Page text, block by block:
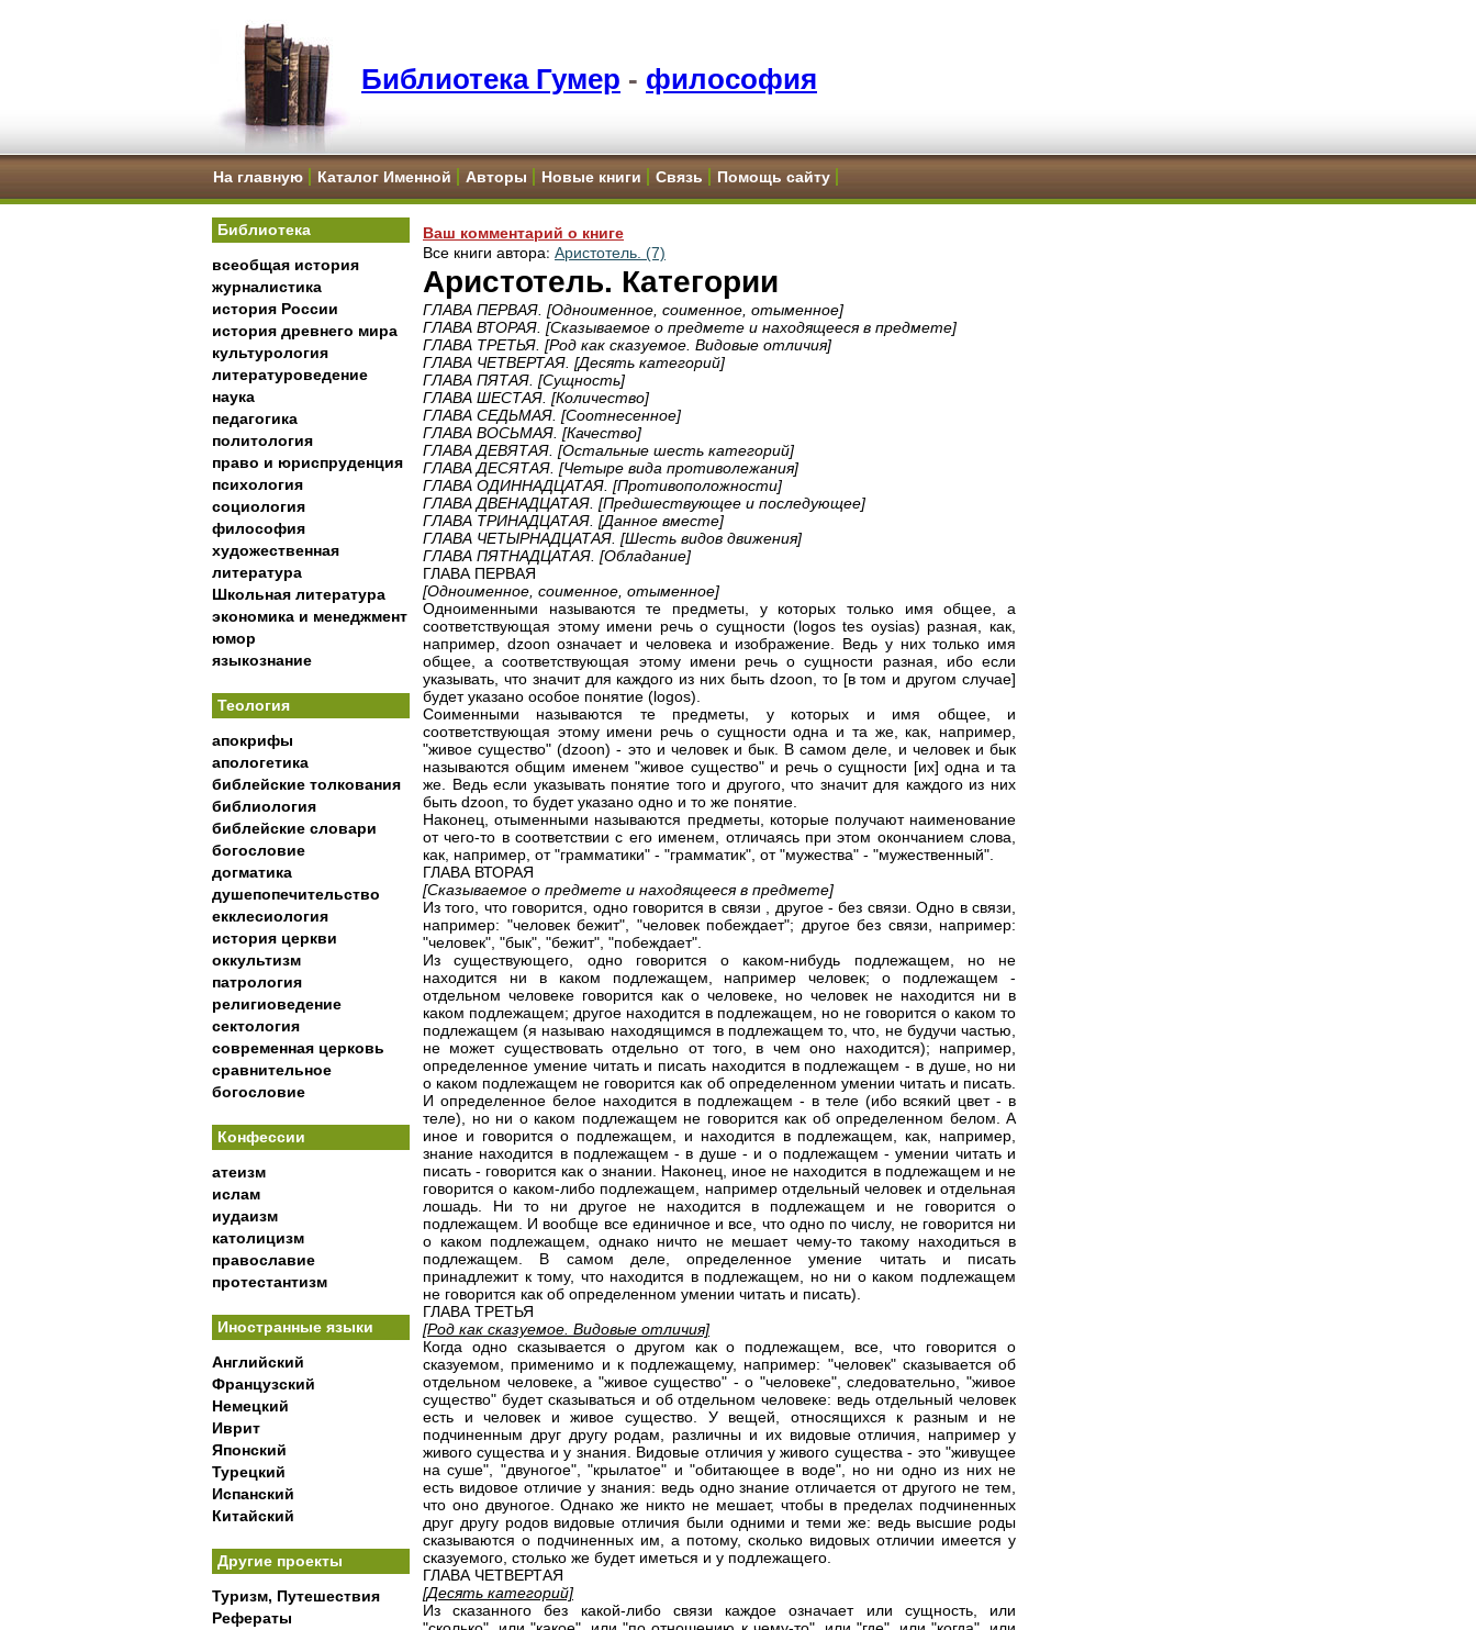
Библиотека Гумер - философия
На главную Каталог Именной Авторы Новые книги Связь Помощь сайту
Библиотека
всеобщая история
журналистика
история России
история древнего мира
культурология
литературоведение
наука
педагогика
политология
право и юриспруденция
психология
социология
философия
художественная
литература
Школьная литература
экономика и менеджмент
юмор
языкознание
Теология
апокрифы
апологетика
библейские толкования
библиология
библейские словари
богословие
догматика
душепопечительство
екклесиология
история церкви
оккультизм
патрология
религиоведение
сектология
современная церковь
сравнительное
богословие
Конфессии
атеизм
ислам
иудаизм
католицизм
православие
протестантизм
Иностранные языки
Английский
Французский
Немецкий
Иврит
Японский
Турецкий
Испанский
Китайский
Другие проекты
Туризм, Путешествия
Рефераты
Ваш комментарий о книге
Все книги автора: Аристотель. (7)
Аристотель. Категории
ГЛАВА ПЕРВАЯ. [Одноименное, соименное, отыменное]
ГЛАВА ВТОРАЯ. [Сказываемое о предмете и находящееся в предмете]
ГЛАВА ТРЕТЬЯ. [Род как сказуемое. Видовые отличия]
ГЛАВА ЧЕТВЕРТАЯ. [Десять категорий]
ГЛАВА ПЯТАЯ. [Сущность]
ГЛАВА ШЕСТАЯ. [Количество]
ГЛАВА СЕДЬМАЯ. [Соотнесенное]
ГЛАВА ВОСЬМАЯ. [Качество]
ГЛАВА ДЕВЯТАЯ. [Остальные шесть категорий]
ГЛАВА ДЕСЯТАЯ. [Четыре вида противолежания]
ГЛАВА ОДИННАДЦАТАЯ. [Противоположности]
ГЛАВА ДВЕНАДЦАТАЯ. [Предшествующее и последующее]
ГЛАВА ТРИНАДЦАТАЯ. [Данное вместе]
ГЛАВА ЧЕТЫРНАДЦАТАЯ. [Шесть видов движения]
ГЛАВА ПЯТНАДЦАТАЯ. [Обладание]
ГЛАВА ПЕРВАЯ
[Одноименное, соименное, отыменное]
Одноименными называются те предметы, у которых только имя общее, а
соответствующая этому имени речь о сущности (logos tes oysias) разная, как,
например, dzoon означает и человека и изображение. Ведь у них только имя
общее, а соответствующая этому имени речь о сущности разная, ибо если
указывать, что значит для каждого из них быть dzoon, то [в том и другом случае]
будет указано особое понятие (logos).
Соименными называются те предметы, у которых и имя общее, и
соответствующая этому имени речь о сущности одна и та же, как, например,
"живое существо" (dzoon) - это и человек и бык. В самом деле, и человек и бык
называются общим именем "живое существо" и речь о сущности [их] одна и та
же. Ведь если указывать понятие того и другого, что значит для каждого из них
быть dzoon, то будет указано одно и то же понятие.
Наконец, отыменными называются предметы, которые получают наименование
от чего-то в соответствии с его именем, отличаясь при этом окончанием слова,
как, например, от "грамматики" - "грамматик", от "мужества" - "мужественный".
ГЛАВА ВТОРАЯ
[Сказываемое о предмете и находящееся в предмете]
Из того, что говорится, одно говорится в связи , другое - без связи. Одно в связи,
например: "человек бежит", "человек побеждает"; другое без связи, например:
"человек", "бык", "бежит", "побеждает".
Из существующего, одно говорится о каком-нибудь подлежащем, но не
находится ни в каком подлежащем, например человек; о подлежащем -
отдельном человеке говорится как о человеке, но человек не находится ни в
каком подлежащем; другое находится в подлежащем, но не говорится о каком то
подлежащем (я называю находящимся в подлежащем то, что, не будучи частью,
не может существовать отдельно от того, в чем оно находится); например,
определенное умение читать и писать находится в подлежащем - в душе, но ни
о каком подлежащем не говорится как об определенном умении читать и писать.
И определенное белое находится в подлежащем - в теле (ибо всякий цвет - в
теле), но ни о каком подлежащем не говорится как об определенном белом. А
иное и говорится о подлежащем, и находится в подлежащем, как, например,
знание находится в подлежащем - в душе - и о подлежащем - умении читать и
писать - говорится как о знании. Наконец, иное не находится в подлежащем и не
говорится о каком-либо подлежащем, например отдельный человек и отдельная
лошадь. Ни то ни другое не находится в подлежащем и не говорится о
подлежащем. И вообще все единичное и все, что одно по числу, не говорится ни
о каком подлежащем, однако ничто не мешает чему-то такому находиться в
подлежащем. В самом деле, определенное умение читать и писать
принадлежит к тому, что находится в подлежащем, но ни о каком подлежащем
не говорится как об определенном умении читать и писать).
ГЛАВА ТРЕТЬЯ
[Род как сказуемое. Видовые отличия]
Когда одно сказывается о другом как о подлежащем, все, что говорится о
сказуемом, применимо и к подлежащему, например: "человек" сказывается об
отдельном человеке, а "живое существо" - о "человеке", следовательно, "живое
существо" будет сказываться и об отдельном человеке: ведь отдельный человек
есть и человек и живое существо. У вещей, относящихся к разным и не
подчиненным друг другу родам, различны и их видовые отличия, например у
живого существа и у знания. Видовые отличия у живого существа - это "живущее
на суше", "двуногое", "крылатое" и "обитающее в воде", но ни одно из них не
есть видовое отличие у знания: ведь одно знание отличается от другого не тем,
что оно двуногое. Однако же никто не мешает, чтобы в пределах подчиненных
друг другу родов видовые отличия были одними и теми же: ведь высшие роды
сказываются о подчиненных им, а потому, сколько видовых отличии имеется у
сказуемого, столько же будет иметься и у подлежащего.
ГЛАВА ЧЕТВЕРТАЯ
[Десять категорий]
Из сказанного без какой-либо связи каждое означает или сущность, или